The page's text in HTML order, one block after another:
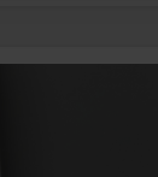
witryny,
te